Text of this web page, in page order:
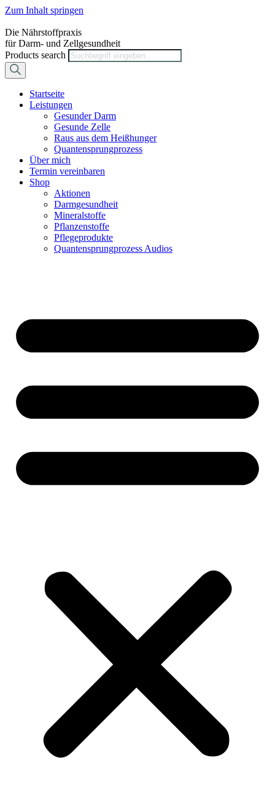
Zum Inhalt springen
Die Nährstoffpraxis
für Darm- und Zellgesundheit
Products search
Startseite
Leistungen
Gesunder Darm
Gesunde Zelle
Raus aus dem Heißhunger
Quantensprungprozess
Über mich
Termin vereinbaren
Shop
Aktionen
Darmgesundheit
Mineralstoffe
Pflanzenstoffe
Pflegeprodukte
Quantensprungprozess Audios